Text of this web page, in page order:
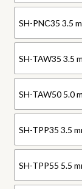
SH-PNC35 3.5
SH-TAW35 3.5
SH-TAW50 5.0
SH-TPP35 3.5
SH-TPP55 5.5